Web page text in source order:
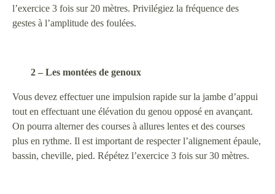
l’exercice 3 fois sur 20 mètres. Privilégiez la fréquence des
gestes à l’amplitude des foulées.
2 – Les montées de genoux
Vous devez effectuer une impulsion rapide sur la jambe d’appui
tout en effectuant une élévation du genou opposé en avançant.
On pourra alterner des courses à allures lentes et des courses
plus en rythme. Il est important de respecter l’alignement épaule,
bassin, cheville, pied. Répétez l’exercice 3 fois sur 30 mètres.